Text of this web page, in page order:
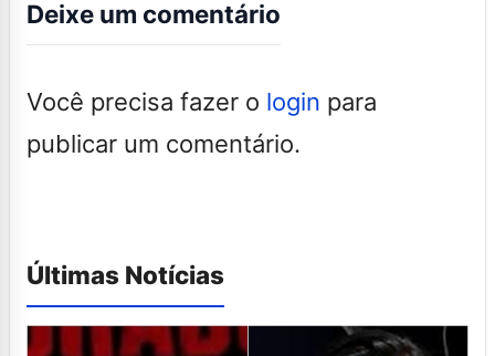
Deixe um comentário
Você precisa fazer o login para
publicar um comentário.
Últimas Notícias